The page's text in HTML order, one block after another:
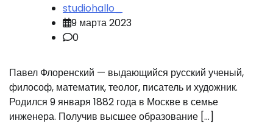
studiohallo_
9 марта 2023
0
Павел Флоренский — выдающийся русский ученый,
философ, математик, теолог, писатель и художник.
Родился 9 января 1882 года в Москве в семье
инженера. Получив высшее образование […]